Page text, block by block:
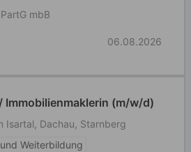
mbB
06.08.2026
Immobilienmaklerin (m/w/d)
Isartal, Dachau, Starnberg
Weiterbildung